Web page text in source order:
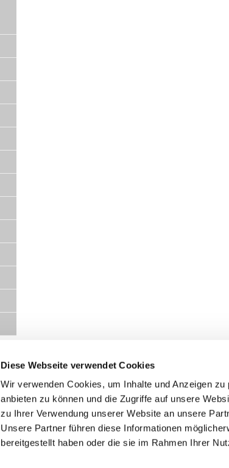
Diese Webseite verwendet Cookies
Wir verwenden Cookies, um Inhalte und Anzeigen
anbieten zu können und die Zugriffe auf unsere
zu Ihrer Verwendung unserer Website an unsere
Unsere Partner führen diese Informationen
bereitgestellt haben oder die sie im Rahmen Ihrer
Unternehmen
Über uns
Service
Downloads
Kontakt
Tel.: (+43)